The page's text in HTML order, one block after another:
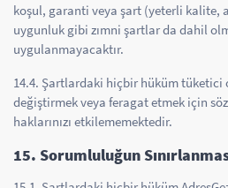
koşul, garanti veya şart (yeterli kalite,
uygunluk gibi zımni şartlar da dahil
uygulanmayacaktır.
14.4. Şartlardaki hiçbir hüküm tüketici
değiştirmek veya feragat etmek için
haklarınızı etkilememektedir.
15. Sorumluluğun